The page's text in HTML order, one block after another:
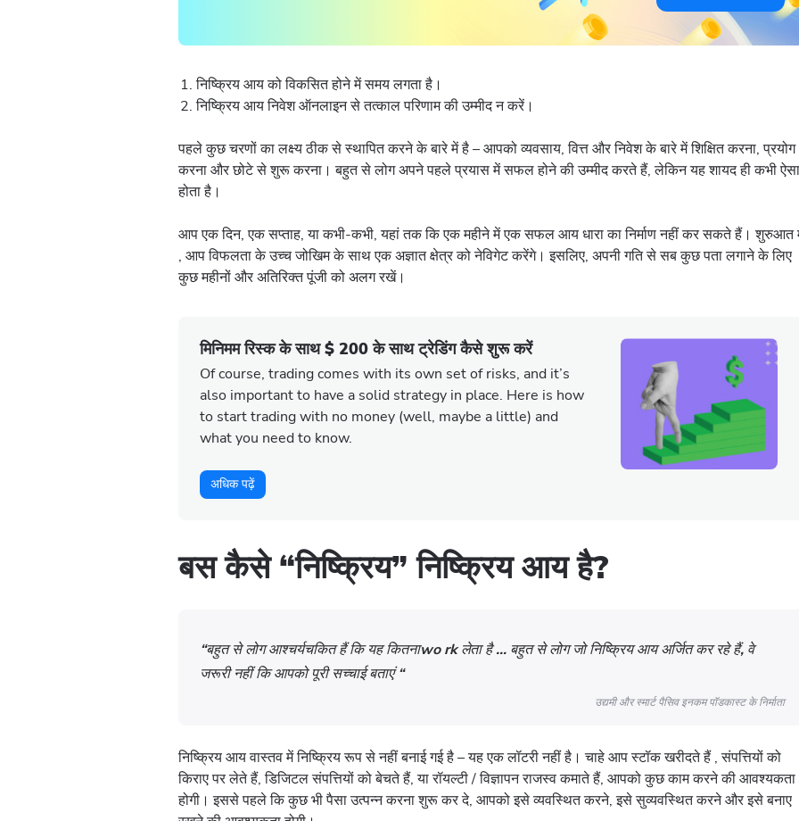
निष्क्रिय आय को विकसित होने में समय लगता है।
निष्क्रिय आय निवेश ऑनलाइन से तत्काल परिणाम की उम्मीद न करें।
पहले कुछ चरणों का लक्ष्य ठीक से स्थापित करने के बारे में है – आपको व्यवसाय, वित्त और निवेश के बारे में शिक्षित करना, प्रयोग
करना और छोटे से शुरू करना। बहुत से लोग अपने पहले प्रयास में सफल होने की उम्मीद करते हैं, लेकिन यह शायद ही कभी ऐसा
होता है।
आप एक दिन, एक सप्ताह, या कभी-कभी, यहां तक कि एक महीने में एक सफल आय धारा का निर्माण नहीं कर सकते हैं। शुरुआत
, आप विफलता के उच्च जोखिम के साथ एक अज्ञात क्षेत्र को नेविगेट करेंगे। इसलिए, अपनी गति से सब कुछ पता लगाने के लिए
कुछ महीनों और अतिरिक्त पूंजी को अलग रखें।
मिनिमम रिस्क के साथ $ 200 के साथ ट्रेडिंग कैसे शुरू करें
Of course, trading comes with its own set of risks, and it’s
also important to have a solid strategy in place. Here is how
to start trading with no money (well, maybe a little) and
what you need to know.
अधिक पढ़ें
बस कैसे “निष्क्रिय” निष्क्रिय आय है?
“बहुत से लोग आश्चर्यचकित हैं कि यह कितनाwo rk लेता है … बहुत से लोग जो निष्क्रिय आय अर्जित कर रहे हैं, वे
जरूरी नहीं कि आपको पूरी सच्चाई बताएं “
उद्यमी और स्मार्ट पैसिव इनकम पॉडकास्ट के निर्माता
निष्क्रिय आय वास्तव में निष्क्रिय रूप से नहीं बनाई गई है – यह एक लॉटरी नहीं है। चाहे आप स्टॉक खरीदते हैं , संपत्तियों को
किराए पर लेते हैं, डिजिटल संपत्तियों को बेचते हैं, या रॉयल्टी / विज्ञापन राजस्व कमाते हैं, आपको कुछ काम करने की आवश्यकता
होगी। इससे पहले कि कुछ भी पैसा उत्पन्न करना शुरू कर दे, आपको इसे व्यवस्थित करने, इसे सुव्यवस्थित करने और इसे बनाए